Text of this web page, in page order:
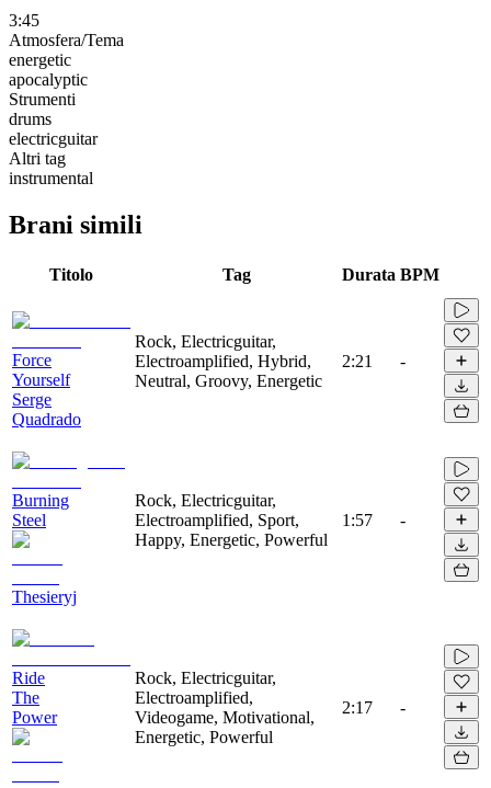
3:45
Atmosfera/Tema
energetic
apocalyptic
Strumenti
drums
electricguitar
Altri tag
instrumental
Brani simili
Titolo Tag Durata BPM
Force
Yourself
Serge
Quadrado
Rock, Electricguitar,
Electroamplified, Hybrid,
Neutral, Groovy, Energetic
2:21 -
Burning
Steel
Thesieryj
Rock, Electricguitar,
Electroamplified, Sport,
Happy, Energetic, Powerful
1:57 -
Ride
The
Power
Rock, Electricguitar,
Electroamplified,
Videogame, Motivational,
Energetic, Powerful
2:17 -